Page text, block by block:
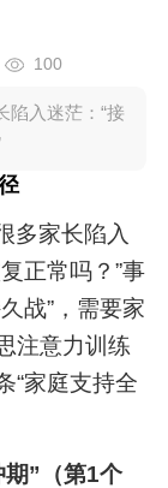
100
陷入迷茫：“接
多家长陷入
正常吗？”事
战”，需要家
注意力训练
“家庭支持全
”（第1个